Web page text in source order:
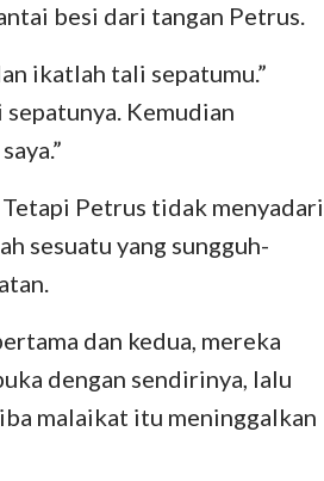
besi dari tangan Petrus.
ikatlah tali sepatumu.”
Kemudian
Petrus tidak menyadari
sesuatu yang sungguh-
dan kedua, mereka
dengan sendirinya, lalu
malaikat itu meninggalkan